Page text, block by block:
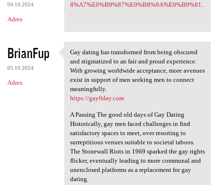
04.10.2024
Adres
8%A7%E0%B9%87%E0%B8%9A%E0%B9%81..
.
BrianFup
05.10.2024
Adres
Gay dating has transformed
Gay dating has transformed from being obscured
and stigmatized to an fair and proud experience.
With growing worldwide acceptance, more avenues
exist in support of men seeking men to connect
meaningfully.
https://gay0day.com
A Passing The good old days of Gay Dating
Historically, gay men faced challenges in find
satisfactory spaces to meet, over resorting to
surreptitious venues suitable to societal taboos.
The Stonewall Riots in 1969 sparked the gay rights
flicker, eventually leading to more communal and
unenclosed platforms as a replacement for gay
dating.